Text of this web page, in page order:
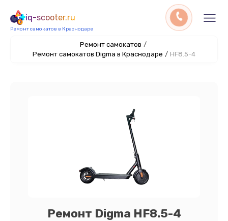
iq-scooter.ru
Ремонт самокатов в Краснодаре
Ремонт самокатов /
Ремонт самокатов Digma в Краснодаре / HF8.5-4
Ремонт Digma HF8.5-4